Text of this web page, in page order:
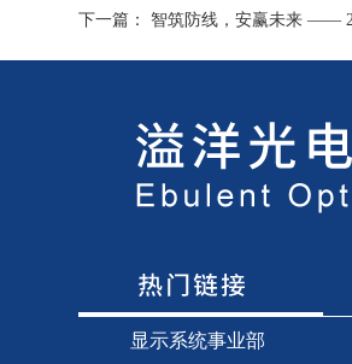
下一篇： 智筑防线，安赢未来 ——
显示系统事业部